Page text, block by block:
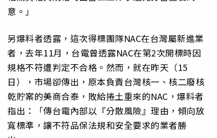
意。」
另爆料者透露，這次得標團隊NAC在台灣屬新進業
者，去年11月，台電曾透露NAC在第2次開標時因
規格不符遭判定不合格。然而，就在昨天（15
日），市場卻傳出，原本負責台灣核一、核二廢核
乾貯案的美商合泰，敗給捲土重來的NAC，爆料者
指出：「傳台電內部以『分散風險』理由，傾向放
寬標準，讓不符品保法規和安全要求的業者勝